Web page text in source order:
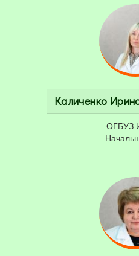
Каличенко
ОГБУЗ